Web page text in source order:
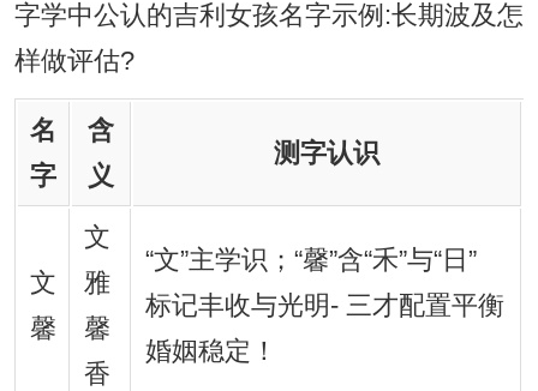
字学中公认的吉利女孩名字示例:长期波及怎
样做评估?
名
字
含
义
测字认识
文
馨
文
雅
馨
香
“文”主学识；“馨”含“禾”与“日”
标记丰收与光明- 三才配置平衡
婚姻稳定！